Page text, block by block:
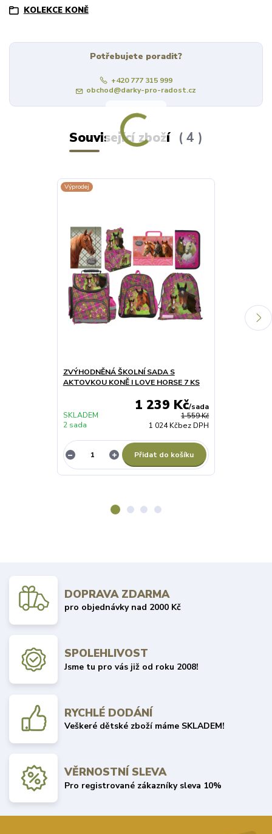
KOLEKCE KONĚ
Potřebujete poradit?
+420 777 315 999
obchod@darky-pro-radost.cz
Související zboží 4
Výprodej
ZVÝHODNĚNÁ ŠKOLNÍ SADA S
AKTOVKOU KONĚ I LOVE HORSE 7 KS
1 559 Kč
1 239 Kč/sada
1 024 Kčbez DPH
SKLADEM
2 sada
Přidat do košíku
DOPRAVA ZDARMA
pro objednávky nad 2000 Kč
SPOLEHLIVOST
Jsme tu pro vás již od roku 2008!
RYCHLÉ DODÁNÍ
Veškeré dětské zboží máme SKLADEM!
VĚRNOSTNÍ SLEVA
Pro registrované zákazníky sleva 10%